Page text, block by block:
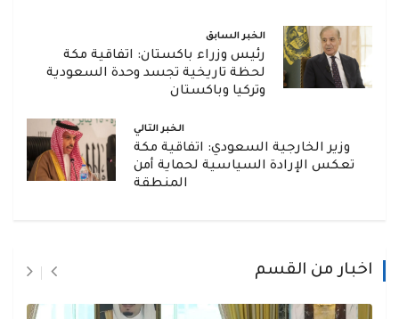
الخبر السابق
رئيس وزراء باكستان: اتفاقية مكة
لحظة تاريخية تجسد وحدة السعودية
وتركيا وباكستان
الخبر التالي
وزير الخارجية السعودي: اتفاقية مكة
تعكس الإرادة السياسية لحماية أمن
المنطقة
اخبار من القسم